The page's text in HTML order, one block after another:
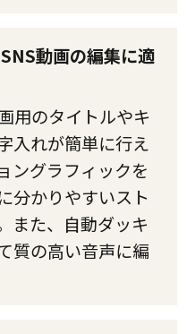
動画の編集に適
用のタイトルやキ
入れが簡単に行え
ングラフィックを
分かりやすいスト
また、自動ダッキ
質の高い音声に編